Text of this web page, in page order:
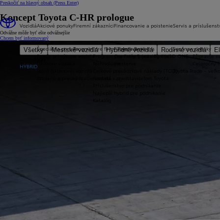
Preskočiť na hlavný obsah (Press Enter)
Vozidlá
Všetky Mestské vozidlá Hybridné vozidlá Rodinné vozidlá
HYBRID
Akciové ponuky
Špeciálna ponuka
Bonus pri výkupe vozidla
Firemní zákazníci
Program pre firmy Toyota Business
Program pre firmy Toyota Business
Financovanie a poistenie
Financovanie
Operatívny leasing KINTO ONE
Servis a
Sezónne ponuky
Připravte
Toyota Trade –
Koncept Toyota C-HR prologue
Odvážne môže byť ešte odvážnejšie
Chcem byť informovaný